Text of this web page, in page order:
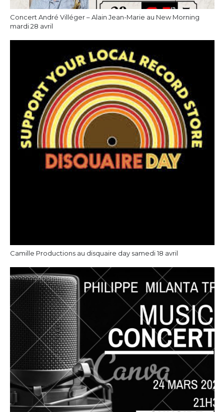
Concert André Villéger – Alain Jean-Marie au New Morning
mardi 28 avril
Camille Productions au disquaire day samedi 18 avril